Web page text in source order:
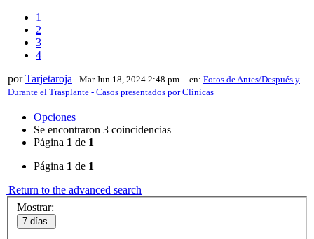
1
2
3
4
porTarjetaroja - Mar Jun 18, 2024 2:48 pm - en: Fotos de Antes/Después y
Durante el Trasplante - Casos presentados por Clínicas
Opciones
Se encontraron 3 coincidencias
Página 1 de 1
Página 1 de 1
Return to the advanced search
Mostrar:
7 días